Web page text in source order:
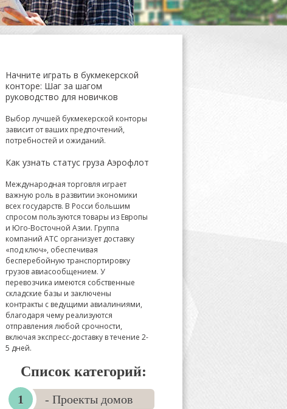
Начните играть в букмекерской
конторе: Шаг за шагом
руководство для новичков
Выбор лучшей букмекерской конторы
зависит от ваших предпочтений,
потребностей и ожиданий.
Как узнать статус груза Аэрофлот
Международная торговля играет
важную роль в развитии экономики
всех государств. В Росси большим
спросом пользуются товары из Европы
и Юго-Восточной Азии. Группа
компаний АТС организует доставку
«под ключ», обеспечивая
бесперебойную транспортировку
грузов авиасообщением. У
перевозчика имеются собственные
складские базы и заключены
контракты с ведущими авиалиниями,
благодаря чему реализуются
отправления любой срочности,
включая экспресс-доставку в течение 2-
5 дней.
Список категорий:
- Проекты домов